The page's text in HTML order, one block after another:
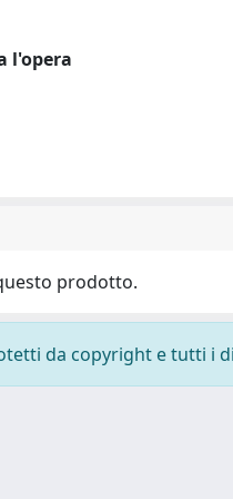
l'opera
prodotto.
da copyright e tutti i